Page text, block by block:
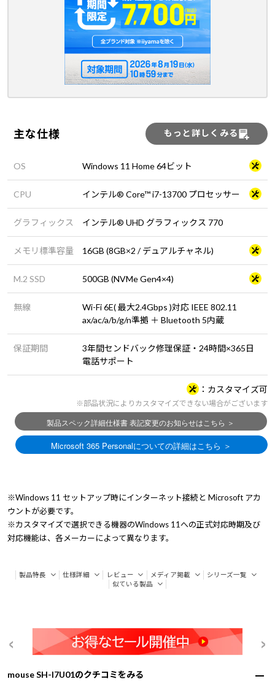
主な仕様 もっと詳しくみる
OS Windows 11 Home 64ビット
CPU インテル® Core™ i7-13700 プロセッサー
グラフィックス インテル® UHD グラフィックス 770
メモリ標準容量 16GB (8GB×2 / デュアルチャネル)
M.2 SSD 500GB (NVMe Gen4×4)
無線
Wi-Fi 6E( 最大2.4Gbps )対応 IEEE 802.11
ax/ac/a/b/g/n準拠 ＋ Bluetooth 5内蔵
保証期間
3年間センドバック修理保証・24時間×365日
電話サポート
カスタマイズ可
※部品状況によりカスタマイズできない場合がございます
※Windows 11 セットアップ時にインターネット接続と Microsoft アカ
ウントが必要です。
※カスタマイズで選択できる機器のWindows 11への正式対応時期及び
対応機能は、各メーカーによって異なります。
製品特長 仕様詳細 レビュー メディア掲載
シリーズ一覧
似ている製品
mouse SH-I7U01のクチコミをみる